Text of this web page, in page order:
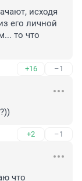
исходя
его личной
то что
+16 –1
+2 –1
что